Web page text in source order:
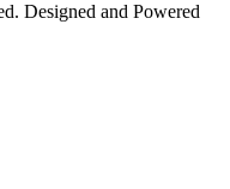
Designed and Powered